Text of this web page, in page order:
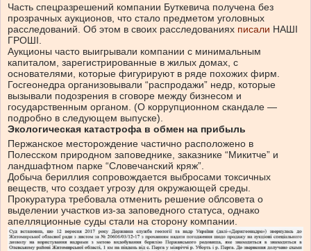
Часть спецразрешений компании Буткевича получена без
прозрачных аукционов, что стало предметом уголовных
расследований. Об этом в своих расследованиях писали НАШІ
ГРОШІ.
Аукционы часто выигрывали компании с минимальным
капиталом, зарегистрированные в жилых домах, с
основателями, которые фигурируют в ряде похожих фирм.
Госгеонедра организовывали “распродажи” недр, которые
вызывали подозрения в сговоре между бизнесом и
государственным органом. (О коррупционном скандале —
подробно в следующем выпуске).
Экологическая катастрофа в обмен на прибыль
Пержанское месторождение частично расположено в
Полесском природном заповеднике, заказнике “Микитче” и
ландшафтном парке “Словечанский кряж”.
Добыча бериллия сопровождается выбросами токсичных
веществ, что создает угрозу для окружающей среды.
Прокуратура требовала отменить решение облсовета о
выделении участков из-за заповедного статуса, однако
апелляционные суды стали на сторону компании.